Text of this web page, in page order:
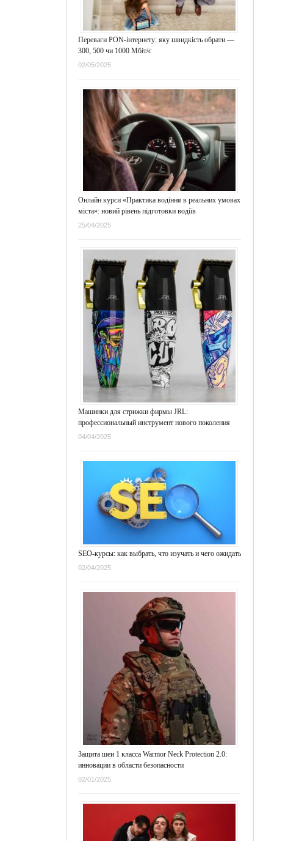
Переваги PON-інтернету: яку швидкість обрати —
300, 500 чи 1000 Мбіт/с
02/05/2025
Онлайн курси «Практика водіння в реальних умовах
міста»: новий рівень підготовки водіїв
25/04/2025
Машинки для стрижки фирмы JRL:
профессиональный инструмент нового поколения
04/04/2025
SEO-курсы: как выбрать, что изучать и чего ожидать
02/04/2025
Защита шеи 1 класса Warmor Neck Protection 2.0:
инновации в области безопасности
02/01/2025